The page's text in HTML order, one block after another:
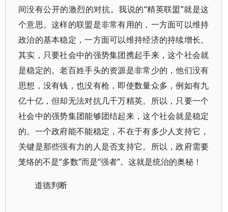
间没有公开的激烈的对抗。我说的“精英联盟”就是这
个意思。这样的联盟是非常有用的，一方面可以维持
政治的基本稳定，一方面可以维持经济的持续增长。
其实，只要社会中的强势集团携起手来，这个社会就
是稳定的。老百姓手头的资源是非常少的，他们没有
思想，没有钱，也没有枪，即使数量众多，例如有九
亿十亿，但却无法对抗几千万精英。所以，只要一个
社会中的强势集团能够团结起来，这个社会就是稳定
的。一个政府能不能稳定，不在于有多少人支持它，
关键是那些强有力的人是否支持它。所以，政府需要
笼络的不是“多数”而是“强者”。这就是统治的奥秘！
道德判断